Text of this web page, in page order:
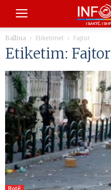
Ballina Etiketimet Fajtor
Etiketim: Fajtor